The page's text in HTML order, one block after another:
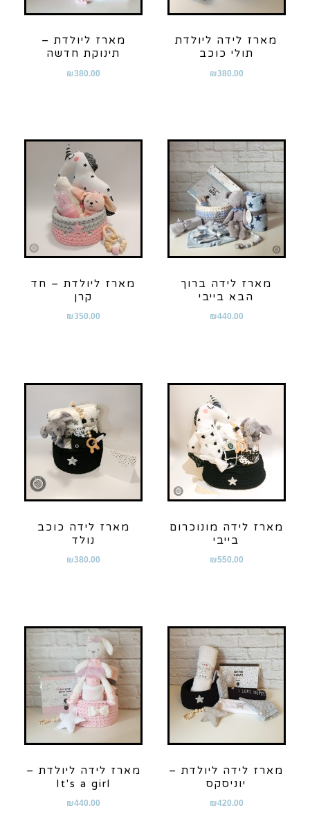
מארז לידה ליולדת
תולי כוכב
₪380.00
מארז ליולדת –
תינוקת חדשה
₪380.00
מארז לידה ברוך
הבא בייבי
₪440.00
מארז ליולדת – חד
קרן
₪350.00
מארז לידה מונוכרום
בייבי
₪550.00
מארז לידה כוכב
נולד
₪380.00
מארז לידה ליולדת –
יוניסקס
₪420.00
מארז לידה ליולדת –
It's a girl
₪440.00